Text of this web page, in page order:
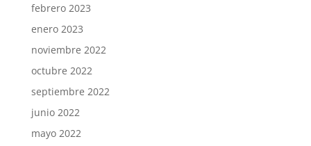
febrero 2023
enero 2023
noviembre 2022
octubre 2022
septiembre 2022
junio 2022
mayo 2022